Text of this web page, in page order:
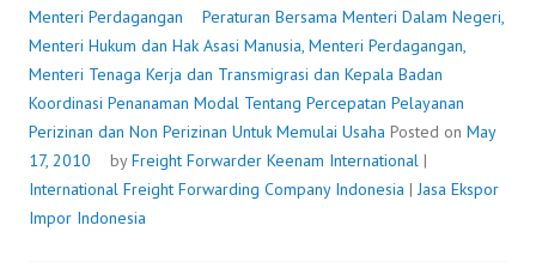
ASASI
MANUSIA,
MENTERI
PERDAGANGAN,
MENTERI
TENAGA
KERJA
Menteri Perdagangan
Peraturan Bersama Menteri Dalam Negeri,
Menteri Hukum dan Hak Asasi Manusia, Menteri Perdagangan,
Menteri Tenaga Kerja dan Transmigrasi dan Kepala Badan
Koordinasi Penanaman Modal Tentang Percepatan Pelayanan
Perizinan dan Non Perizinan Untuk Memulai Usaha Posted on May
17, 2010
byFreight Forwarder Keenam International |
International Freight Forwarding Company Indonesia |Jasa Ekspor
Impor Indonesia